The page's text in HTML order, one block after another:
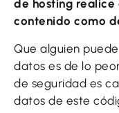
de hosting
contenido como
Que alguien
datos es de lo
de seguridad es
datos de este